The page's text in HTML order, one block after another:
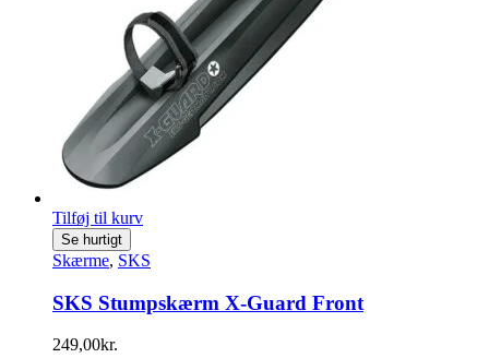
Tilføj til kurv
Se hurtigt
Skærme, SKS
SKS Stumpskærm X-Guard Front
249,00kr.